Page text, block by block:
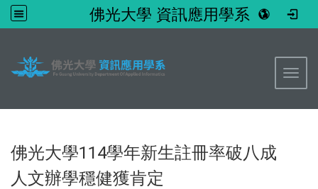
佛光大學 資訊應用學系
佛光大學114學年新生註冊率破八成
人文辦學穩健獲肯定